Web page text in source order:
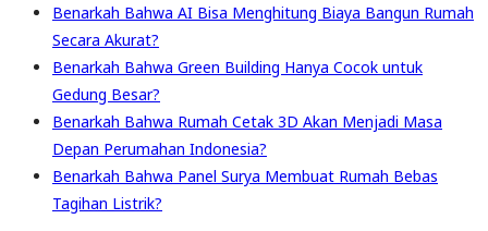
Benarkah Bahwa AI Bisa Menghitung Biaya Bangun Rumah
Secara Akurat?
Benarkah Bahwa Green Building Hanya Cocok untuk
Gedung Besar?
Benarkah Bahwa Rumah Cetak 3D Akan Menjadi Masa
Depan Perumahan Indonesia?
Benarkah Bahwa Panel Surya Membuat Rumah Bebas
Tagihan Listrik?